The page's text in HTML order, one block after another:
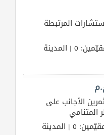
المرتبطة
الأجانب على